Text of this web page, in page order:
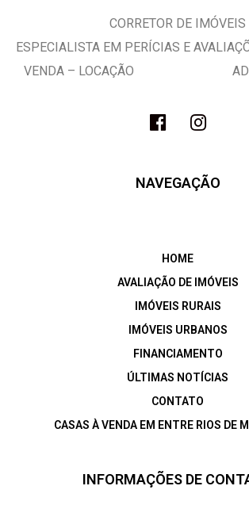
CORRETOR DE IMÓVEIS
ESPECIALISTA EM PERÍCIAS E
VENDA – LOCAÇÃO
NAVEGAÇÃO
HOME
AVALIAÇÃO DE IMÓVEIS
IMÓVEIS RURAIS
IMÓVEIS URBANOS
FINANCIAMENTO
ÚLTIMAS NOTÍCIAS
CONTATO
CASAS À VENDA EM ENTRE RIOS DE
INFORMAÇÕES DE